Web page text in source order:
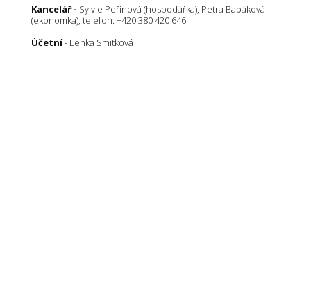
Kancelář - Sylvie Peřinová (hospodářka), Petra Babáková
(ekonomka), telefon: +420 380 420 646
Účetní- Lenka Smitková